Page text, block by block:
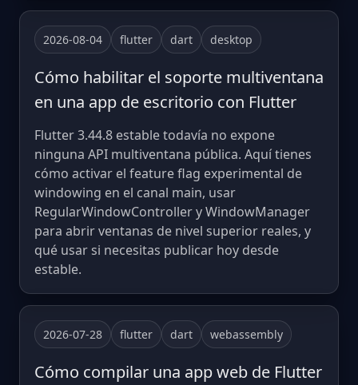
2026-08-04 flutter dart desktop
Cómo habilitar el soporte multiventana
en una app de escritorio con Flutter
Flutter 3.44.8 estable todavía no expone
ninguna API multiventana pública. Aquí tienes
cómo activar el feature flag experimental de
windowing en el canal main, usar
RegularWindowController y WindowManager
para abrir ventanas de nivel superior reales, y
qué usar si necesitas publicar hoy desde
estable.
2026-07-28 flutter dart webassembly
Cómo compilar una app web de Flutter